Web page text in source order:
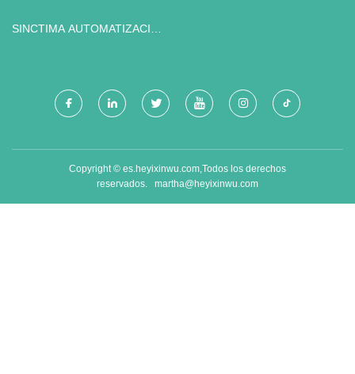
SINCTIMA AUTOMATIZACIÓN
Copyright © es.heyixinwu.com,Todos los derechos
reservados. martha@heyixinwu.com